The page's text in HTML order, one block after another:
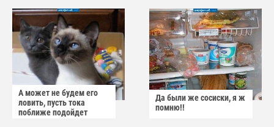
А может не будем его
ловить, пусть тока
поближе подойдет
Да были же сосиски, я ж
помню!!